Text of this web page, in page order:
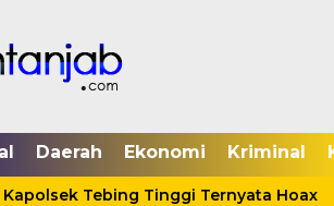
Daerah Ekonomi Kriminal
Tebing Tinggi Ternyata Hoax